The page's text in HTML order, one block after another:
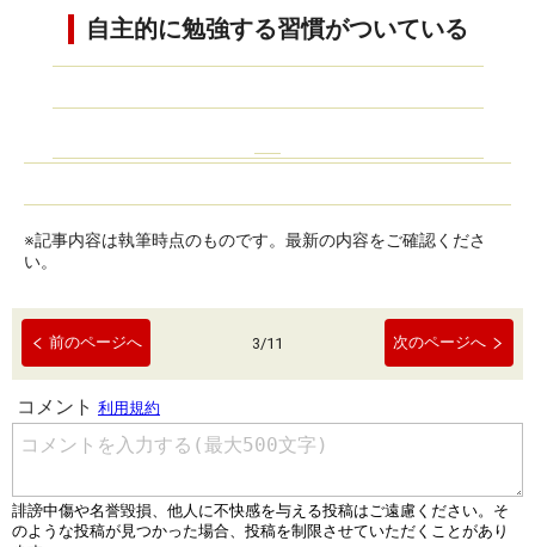
自主的に勉強する習慣がついている
※記事内容は執筆時点のものです。最新の内容をご確認くださ
い。
前のページへ 3/11 次のページへ